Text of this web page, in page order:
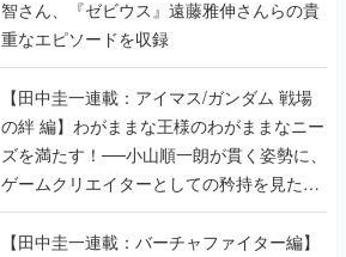
智さん、『ゼビウス』遠藤雅伸さんらの貴
重なエピソードを収録
【田中圭一連載：アイマス/ガンダム 戦場
の絆 編】わがままな王様のわがままなニー
ズを満たす！──小山順一朗が貫く姿勢に、
ゲームクリエイターとしての矜持を見た
【若ゲのいたり最終回】
【田中圭一連載：バーチャファイター編】